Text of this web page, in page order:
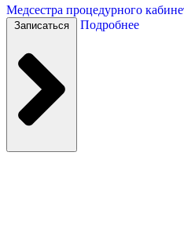
Медсестра процедурного
Записаться Подробнее